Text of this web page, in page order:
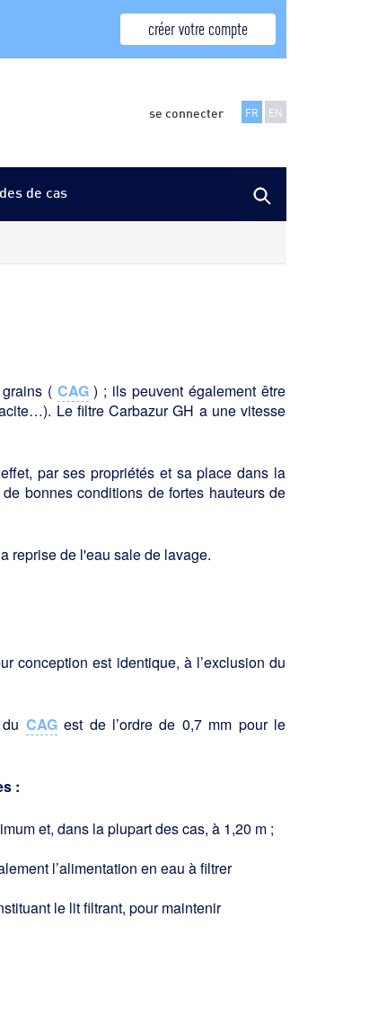
créer votre compte
se connecter FR EN
de cas
( CAG) ; ils peuvent également être
Le filtre Carbazur GH a une vitesse
par ses propriétés et sa place dans la
bonnes conditions de fortes hauteurs de
reprise de l'eau sale de lavage.
conception est identique, à l’exclusion du
CAGest de l’ordre de 0,7 mm pour le
:
et, dans la plupart des cas, à 1,20 m ;
l’alimentation en eau à filtrer
le lit filtrant, pour main­tenir